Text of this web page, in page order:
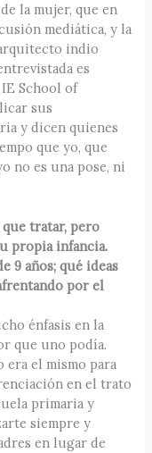
la mujer, que en
mediática, y la
indio
es
School of
sus
y dicen quienes
que yo, que
no es una pose, ni
que tratar, pero
propia infancia.
9 años; qué ideas
por el
énfasis en la
que uno podía.
era el mismo para
en el trato
primaria y
siempre y
en lugar de